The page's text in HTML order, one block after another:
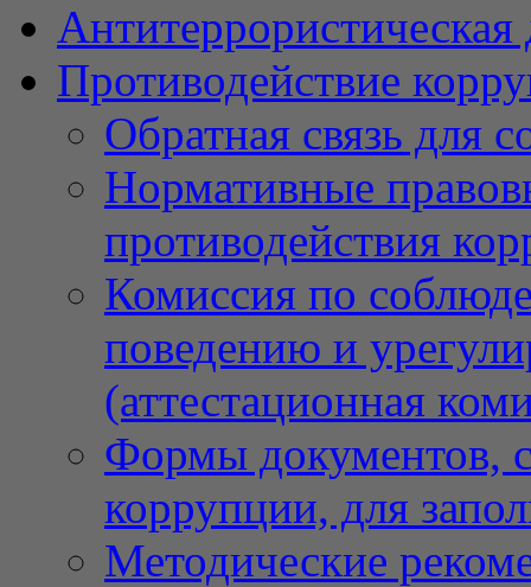
Антитеррористическая
Противодействие
Обратная связь для
Нормативные
противодействия
Комиссия по
поведению и
(аттестационная
Формы документов,
коррупции, для
Методические